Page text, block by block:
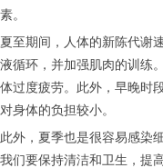
素。
夏至期间，人体的新陈代谢
液循环，并加强肌肉的训练
体过度疲劳。此外，早晚时
对身体的负担较小。
此外，夏季也是很容易感染
我们要保持清洁和卫生，提